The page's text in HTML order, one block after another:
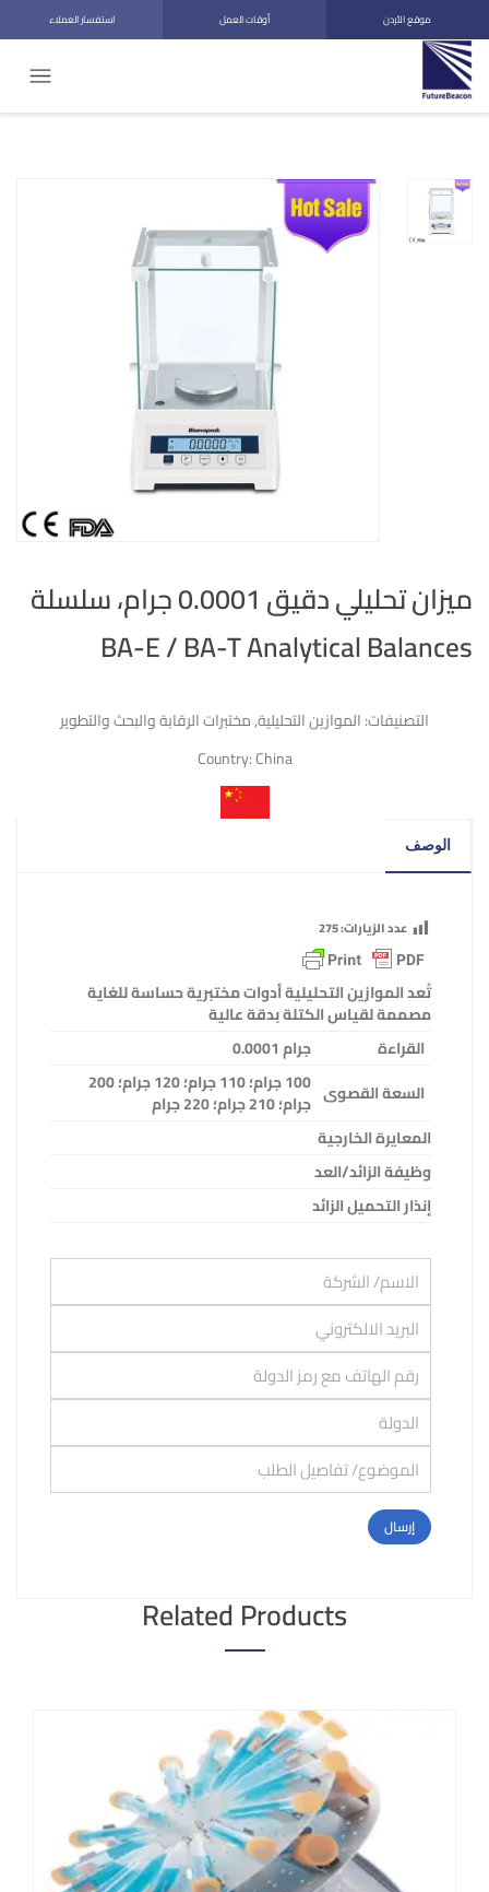
موقع الأردن أوقات العمل استفسار العملاء
ميزان تحليلي دقيق 0.0001 جرام، سلسلة
BA-E / BA-T Analytical Balances
التصنيفات:الموازين التحليلية,مختبرات الرقابة والبحث والتطوير
Country:China
الوصف
عدد الزيارات:275
تُعد الموازين التحليلية أدوات مختبرية حساسة للغاية
مصممة لقياس الكتلة بدقة عالية
القراءة
جرام0.0001
السعة القصوى 100 جرام؛ 110 جرام؛ 120 جرام؛ 200
جرام؛ 210 جرام؛ 220 جرام
المعايرة الخارجية
وظيفة الزائد/العد
إنذار التحميل الزائد
Related Products